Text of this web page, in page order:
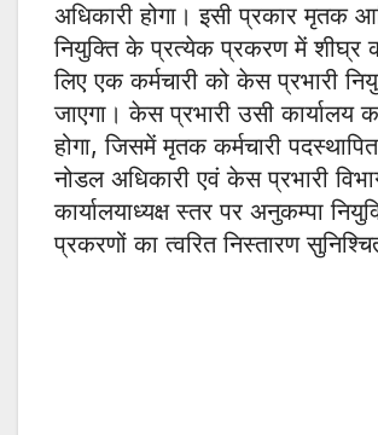
अधिकारी होगा। इसी प्रकार मृतक
नियुक्ति के प्रत्येक प्रकरण में शीघ्र
लिए एक कर्मचारी को केस प्रभारी
जाएगा। केस प्रभारी उसी कार्यालय
होगा, जिसमें मृतक कर्मचारी
नोडल अधिकारी एवं केस प्रभारी
कार्यालयाध्यक्ष स्तर पर अनुकम्पा
प्रकरणों का त्वरित निस्तारण